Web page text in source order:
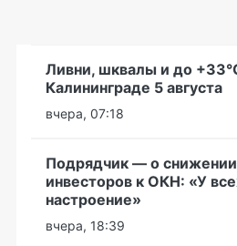
Ливни, шквалы и до
Калининграде 5 августа
вчера, 07:18
Подрядчик — о
инвесторов к ОКН: «У
настроение»
вчера, 18:39